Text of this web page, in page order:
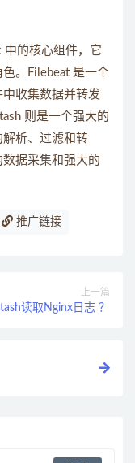
中的核心组件，它
。Filebeat 是一个
收集数据并转发
则是一个强大的
析、过滤和转
据采集和强大的
推广链接
上一篇
读取Nginx日志 ？